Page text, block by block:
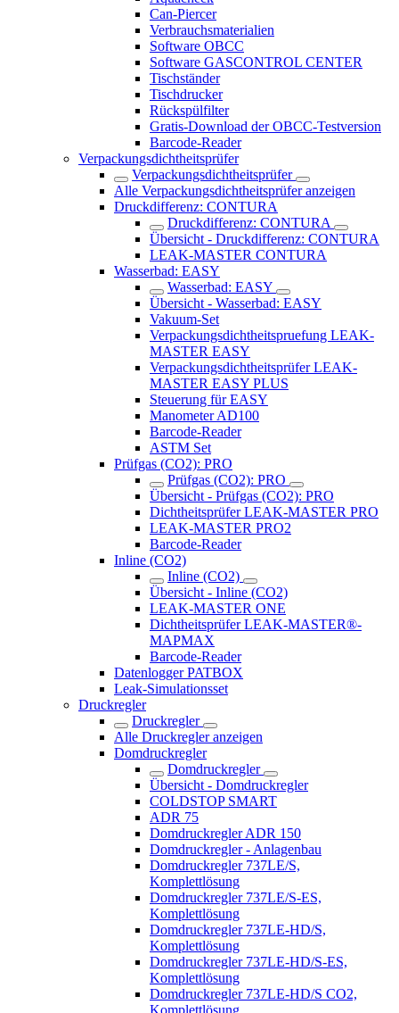
Can-Piercer
Verbrauchsmaterialien
Software OBCC
Software GASCONTROL CENTER
Tischständer
Tischdrucker
Rückspülfilter
Gratis-Download der OBCC-Testversion
Barcode-Reader
Verpackungs­dichtheitsprüfer
Verpackungs­dichtheitsprüfer
Alle Verpackungsdichtheitsprüfer anzeigen
Druckdifferenz: CONTURA
Druckdifferenz: CONTURA
Übersicht - Druckdifferenz: CONTURA
LEAK-MASTER CONTURA
Wasserbad: EASY
Wasserbad: EASY
Übersicht - Wasserbad: EASY
Vakuum-Set
Verpackungsdichtheitspruefung LEAK-
MASTER EASY
Verpackungsdichtheitsprüfer LEAK-
MASTER EASY PLUS
Steuerung für EASY
Manometer AD100
Barcode-Reader
ASTM Set
Prüfgas (CO2): PRO
Prüfgas (CO2): PRO
Übersicht - Prüfgas (CO2): PRO
Dichtheitsprüfer LEAK-MASTER PRO
LEAK-MASTER PRO2
Barcode-Reader
Inline (CO2)
Inline (CO2)
Übersicht - Inline (CO2)
LEAK-MASTER ONE
Dichtheitsprüfer LEAK-MASTER®-
MAPMAX
Barcode-Reader
Datenlogger PATBOX
Leak-Simulationsset
Druckregler
Druckregler
Alle Druckregler anzeigen
Domdruckregler
Domdruckregler
Übersicht - Domdruckregler
COLDSTOP SMART
ADR 75
Domdruckregler ADR 150
Domdruckregler - Anlagenbau
Domdruckregler 737LE/S,
Komplettlösung
Domdruckregler 737LE/S-ES,
Komplettlösung
Domdruckregler 737LE-HD/S,
Komplettlösung
Domdruckregler 737LE-HD/S-ES,
Komplettlösung
Domdruckregler 737LE-HD/S CO2,
Komplettlösung